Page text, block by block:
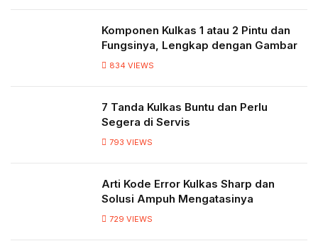
Komponen Kulkas 1 atau 2 Pintu dan
Fungsinya, Lengkap dengan Gambar
834 VIEWS
7 Tanda Kulkas Buntu dan Perlu
Segera di Servis
793 VIEWS
Arti Kode Error Kulkas Sharp dan
Solusi Ampuh Mengatasinya
729 VIEWS